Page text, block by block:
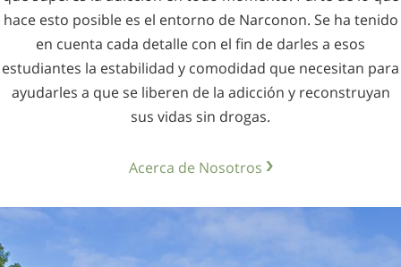
hace esto posible es el entorno de Narconon. Se ha tenido
en cuenta cada detalle con el fin de darles a esos
estudiantes la estabilidad y comodidad que necesitan para
ayudarles a que se liberen de la adicción y reconstruyan
sus vidas sin drogas.
Acerca de Nosotros